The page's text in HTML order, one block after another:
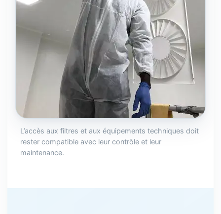
L’accès aux filtres et aux équipements techniques doit
rester compatible avec leur contrôle et leur
maintenance.